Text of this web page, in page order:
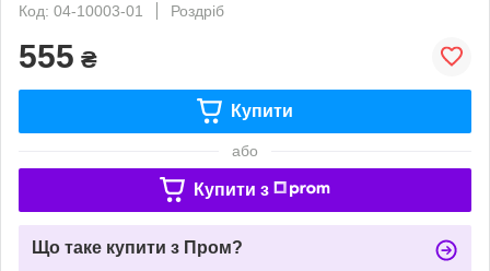
Код: 04-10003-01
Роздріб
555 ₴
Купити
або
Купити з
Що таке купити з Пром?